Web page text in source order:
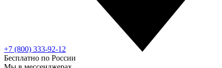
+7 (800) 333-92-12
Бесплатно по России